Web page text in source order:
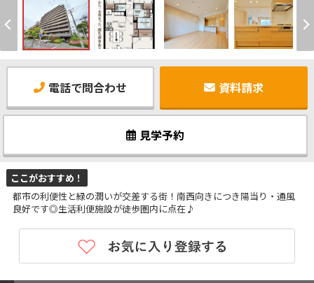
電話で問合わせ 資料請求
見学予約
ここがおすすめ！
都市の利便性と緑の潤いが交差する街！南西向きにつき陽当り・通風
良好です◎生活利便施設が徒歩圏内に点在♪